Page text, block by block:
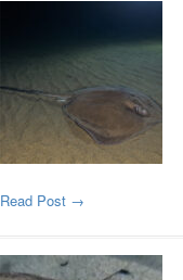
Read Post →